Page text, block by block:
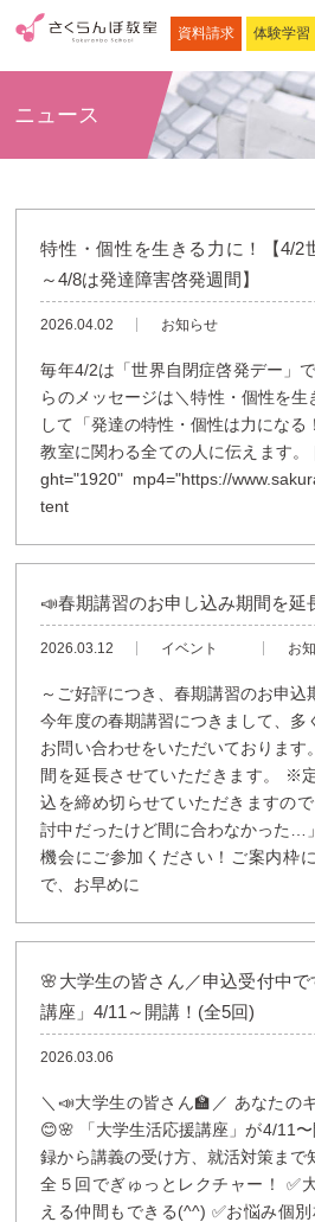
資料請求 体験学習
ニュース
特性・個性を生きる力に！【4/2
～4/8は発達障害啓発週間】
2026.04.02 お知らせ
毎年4/2は「世界自閉症啓発デー」
らのメッセージは＼特性・個性を
して「発達の特性・個性は力にな
教室に関わる全ての人に伝えます
ght="1920" mp4="https://
tent
📣春期講習のお申し込み期間を延
2026.03.12 イベント お
～ご好評につき、春期講習のお申込
今年度の春期講習につきまして、多
お問い合わせをいただいております
間を延長させていただきます。 ※
込を締め切らせていただきますの
討中だったけど間に合わなかった…
機会にご参加ください！ご案内枠
で、お早めに
🌸大学生の皆さん／申込受付中
講座」4/11～開講！(全5回)
2026.03.06
＼📣大学生の皆さん🏫／ あなたの
😊🌸 「大学生活応援講座」が4/11
録から講義の受け方、就活対策まで
全５回でぎゅっとレクチャー！ ✅
える仲間もできる(^^) ✅お悩み個